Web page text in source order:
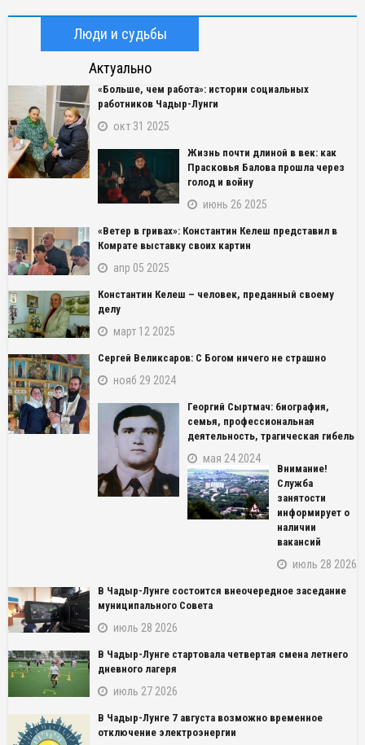
Люди и судьбы
Актуально
«Больше, чем работа»: истории социальных
работников Чадыр-Лунги
окт 31 2025
Жизнь почти длиной в век: как
Прасковья Балова прошла через
голод и войну
июнь 26 2025
«Ветер в гривах»: Константин Келеш представил в
Комрате выставку своих картин
апр 05 2025
Константин Келеш – человек, преданный своему
делу
март 12 2025
Сергей Великсаров: С Богом ничего не страшно
нояб 29 2024
Георгий Сыртмач: биография,
семья, профессиональная
деятельность, трагическая гибель
мая 24 2024
Внимание!
Служба
занятости
информирует о
наличии
вакансий
июль 28 2026
В Чадыр-Лунге состоится внеочередное заседание
муниципального Совета
июль 28 2026
В Чадыр-Лунге стартовала четвертая смена летнего
дневного лагеря
июль 27 2026
В Чадыр-Лунге 7 августа возможно временное
отключение электроэнергии
NAME_SOCIAL_FACEBOOK